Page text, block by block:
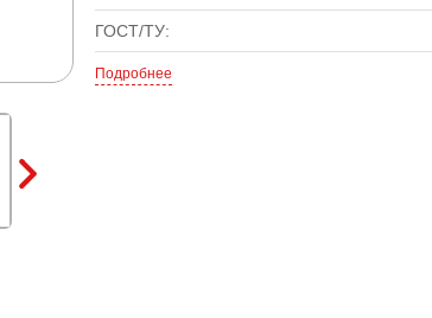
ГОСТ/ТУ:
Подробнее